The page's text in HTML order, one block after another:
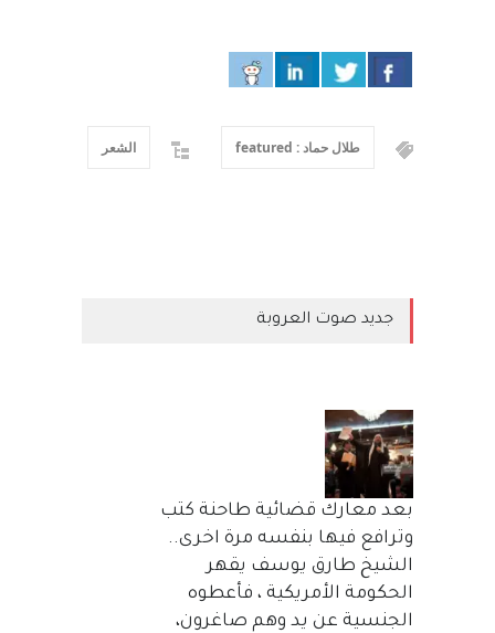
طلال حماد : featured الشعر
جديد صوت العروبة
بعد معارك قضائية طاحنة كتب
وترافع فيها بنفسه مرة اخرى..
الشيخ طارق يوسف يقهر
الحكومة الأمريكية ، فأعطوه
الجنسية عن يد وهم صاغرون،